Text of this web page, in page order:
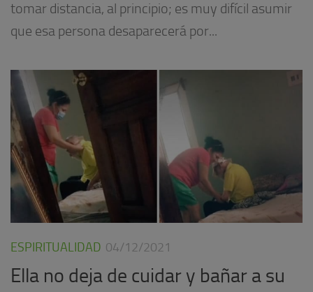
tomar distancia, al principio; es muy difícil asumir
que esa persona desaparecerá por...
ESPIRITUALIDAD 04/12/2021
Ella no deja de cuidar y bañar a su